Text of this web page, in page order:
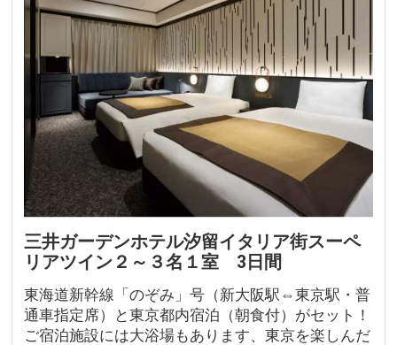
三井ガーデンホテル汐留イタリア街スーペ
リアツイン２～３名１室 3日間
東海道新幹線「のぞみ」号（新大阪駅⇔東京駅・普
通車指定席）と東京都内宿泊（朝食付）がセット！
ご宿泊施設には大浴場もあります、東京を楽しんだ